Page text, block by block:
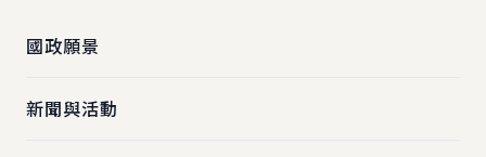
國政願景
新聞與活動